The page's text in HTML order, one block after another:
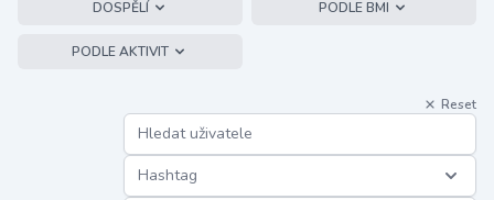
DOSPĚLÍ PODLE BMI
PODLE AKTIVIT
Reset
Hashtag